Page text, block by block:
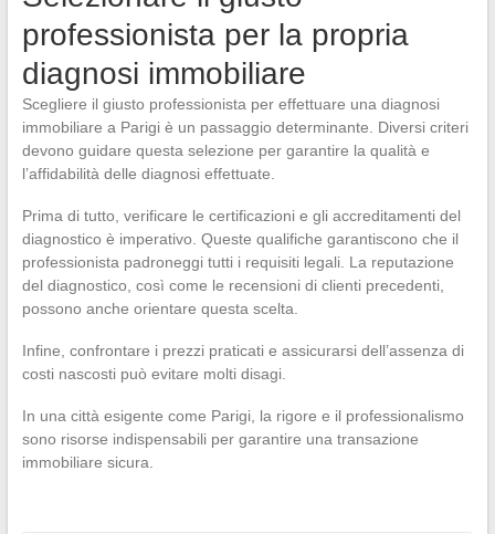
professionista per la propria
diagnosi immobiliare
Scegliere il giusto professionista per effettuare una diagnosi
immobiliare a Parigi è un passaggio determinante. Diversi criteri
devono guidare questa selezione per garantire la qualità e
l’affidabilità delle diagnosi effettuate.
Prima di tutto, verificare le certificazioni e gli accreditamenti del
diagnostico è imperativo. Queste qualifiche garantiscono che il
professionista padroneggi tutti i requisiti legali. La reputazione
del diagnostico, così come le recensioni di clienti precedenti,
possono anche orientare questa scelta.
Infine, confrontare i prezzi praticati e assicurarsi dell’assenza di
costi nascosti può evitare molti disagi.
In una città esigente come Parigi, la rigore e il professionalismo
sono risorse indispensabili per garantire una transazione
immobiliare sicura.